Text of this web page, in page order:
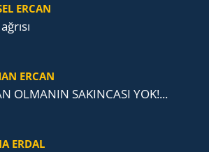
ERCAN
ERCAN
OLMANIN SAKINCASI YOK!...
ERDAL